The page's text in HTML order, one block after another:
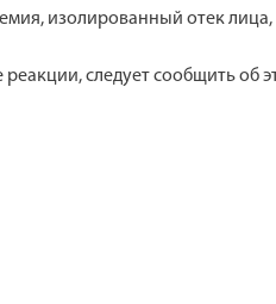
изолированный отек лица,
следует сообщить об